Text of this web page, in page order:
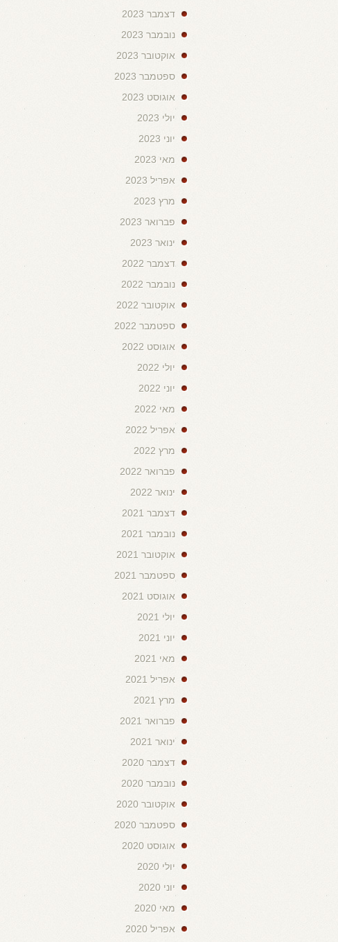
דצמבר 2023
נובמבר 2023
אוקטובר 2023
ספטמבר 2023
אוגוסט 2023
יולי 2023
יוני 2023
מאי 2023
אפריל 2023
מרץ 2023
פברואר 2023
ינואר 2023
דצמבר 2022
נובמבר 2022
אוקטובר 2022
ספטמבר 2022
אוגוסט 2022
יולי 2022
יוני 2022
מאי 2022
אפריל 2022
מרץ 2022
פברואר 2022
ינואר 2022
דצמבר 2021
נובמבר 2021
אוקטובר 2021
ספטמבר 2021
אוגוסט 2021
יולי 2021
יוני 2021
מאי 2021
אפריל 2021
מרץ 2021
פברואר 2021
ינואר 2021
דצמבר 2020
נובמבר 2020
אוקטובר 2020
ספטמבר 2020
אוגוסט 2020
יולי 2020
יוני 2020
מאי 2020
אפריל 2020